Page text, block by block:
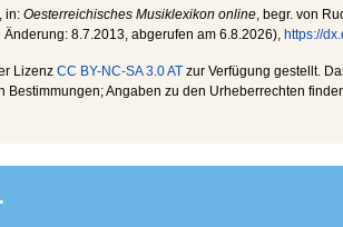
in: Oesterreichisches Musiklexikon online , begr. von
Änderung: 8.7.2013 , abgerufen am 6.8.2026), https://
Lizenz CC BY-NC-SA 3.0 AT zur Verfügung gestellt.
Bestimmungen; Angaben zu den Urheberrechten